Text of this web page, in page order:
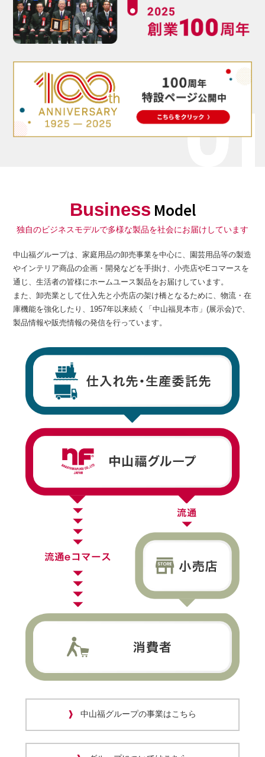
Business Model
独自のビジネスモデルで多様な製品を社会にお届けしています
中山福グループは、家庭用品の卸売事業を中心に、園芸用品等の製造
やインテリア商品の企画・開発などを手掛け、小売店やEコマースを
通じ、生活者の皆様にホームユース製品をお届けしています。
また、卸売業として仕入先と小売店の架け橋となるために、物流・在
庫機能を強化したり、1957年以来続く「中山福見本市」(展示会)で、
製品情報や販売情報の発信を行っています。
中山福グループの事業はこちら